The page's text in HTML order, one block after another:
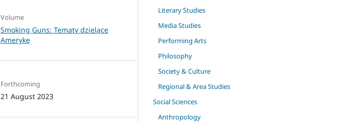
Volume
Smoking Guns: Tematy dzielące
Amerykę
Forthcoming
21 August 2023
Literary Studies
Media Studies
Performing Arts
Philosophy
Society & Culture
Regional & Area Studies
Social Sciences
Anthropology